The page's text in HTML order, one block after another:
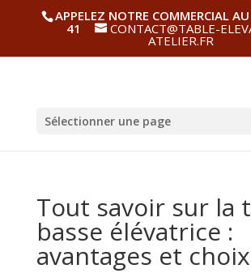
APPELEZ NOTRE COMMERCIAL
41
CONTACT@TABLE-
ATELIER.FR
Sélectionner une page
Tout savoir sur la
basse élévatrice :
avantages et choix